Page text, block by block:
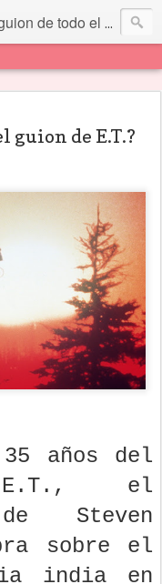
todo el mundo... Y más.
guion de E.T.?
35 años del
el
Steven
sobre el
india en